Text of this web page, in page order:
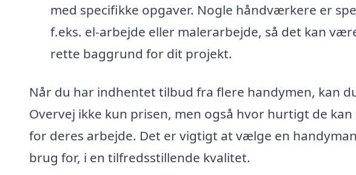
med specifikke opgaver. Nogle håndværkere er
f.eks. el-arbejde eller malerarbejde, så det kan
rette baggrund for dit projekt.
Når du har indhentet tilbud fra flere handymen, kan
Overvej ikke kun prisen, men også hvor hurtigt de
for deres arbejde. Det er vigtigt at vælge en
brug for, i en tilfredsstillende kvalitet.